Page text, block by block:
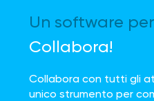
Un software
Collabora!
Collabora con tutti gli
unico strumento per